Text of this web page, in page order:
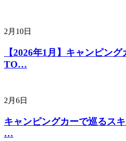
2月10日
【2026年1月】キャンピン
TO…
2月6日
キャンピングカーで巡るス
…